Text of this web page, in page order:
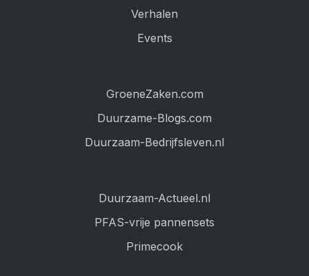
Verhalen
Events
GroeneZaken.com
Duurzame-Blogs.com
Duurzaam-Bedrijfsleven.nl
Duurzaam-Actueel.nl
PFAS-vrije pannensets
Primecook